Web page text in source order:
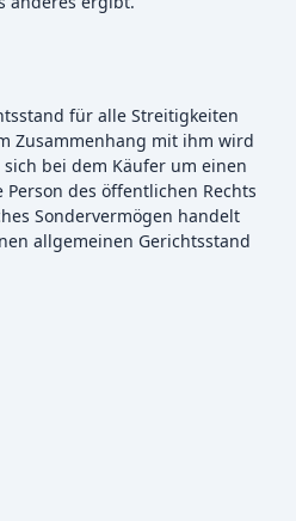
für alle Streitigkeiten
Zusammenhang mit ihm wird
bei dem Käufer um einen
des öffentlichen Rechts
Sondervermögen handelt
allgemeinen Gerichtsstand